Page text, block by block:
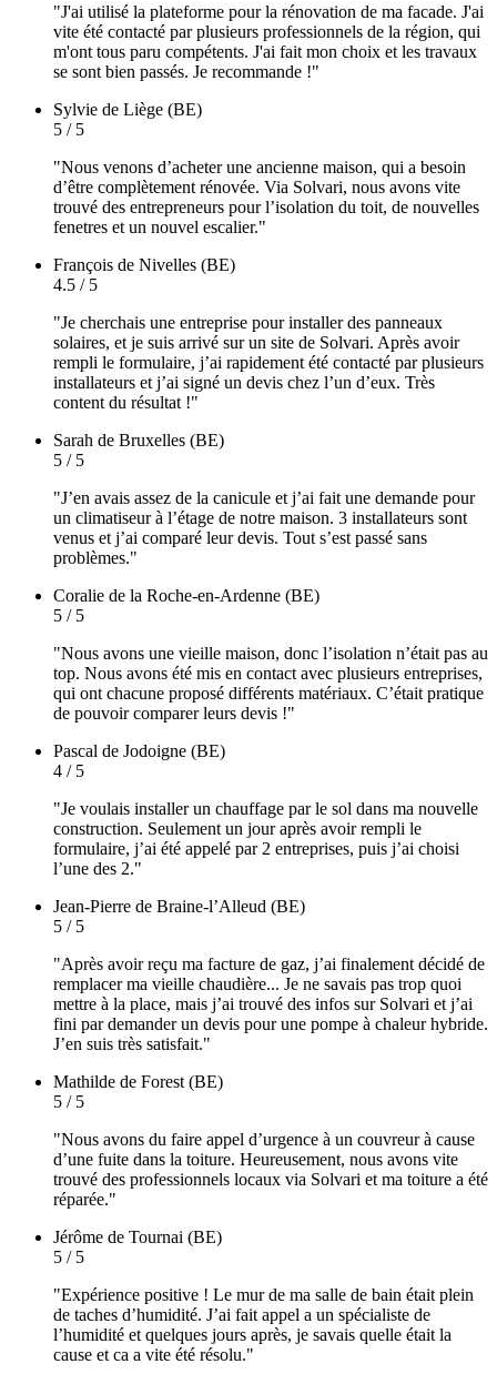
"J'ai utilisé la plateforme pour la rénovation de ma facade. J'ai
vite été contacté par plusieurs professionnels de la région, qui
m'ont tous paru compétents. J'ai fait mon choix et les travaux
se sont bien passés. Je recommande !"
Sylvie de Liège (BE)
5 / 5
"Nous venons d’acheter une ancienne maison, qui a besoin
d’être complètement rénovée. Via Solvari, nous avons vite
trouvé des entrepreneurs pour l’isolation du toit, de nouvelles
fenetres et un nouvel escalier."
François de Nivelles (BE)
4.5 / 5
"Je cherchais une entreprise pour installer des panneaux
solaires, et je suis arrivé sur un site de Solvari. Après avoir
rempli le formulaire, j’ai rapidement été contacté par plusieurs
installateurs et j’ai signé un devis chez l’un d’eux. Très
content du résultat !"
Sarah de Bruxelles (BE)
5 / 5
"J’en avais assez de la canicule et j’ai fait une demande pour
un climatiseur à l’étage de notre maison. 3 installateurs sont
venus et j’ai comparé leur devis. Tout s’est passé sans
problèmes."
Coralie de la Roche-en-Ardenne (BE)
5 / 5
"Nous avons une vieille maison, donc l’isolation n’était pas au
top. Nous avons été mis en contact avec plusieurs entreprises,
qui ont chacune proposé différents matériaux. C’était pratique
de pouvoir comparer leurs devis !"
Pascal de Jodoigne (BE)
4 / 5
"Je voulais installer un chauffage par le sol dans ma nouvelle
construction. Seulement un jour après avoir rempli le
formulaire, j’ai été appelé par 2 entreprises, puis j’ai choisi
l’une des 2."
Jean-Pierre de Braine-l’Alleud (BE)
5 / 5
"Après avoir reçu ma facture de gaz, j’ai finalement décidé de
remplacer ma vieille chaudière... Je ne savais pas trop quoi
mettre à la place, mais j’ai trouvé des infos sur Solvari et j’ai
fini par demander un devis pour une pompe à chaleur hybride.
J’en suis très satisfait."
Mathilde de Forest (BE)
5 / 5
"Nous avons du faire appel d’urgence à un couvreur à cause
d’une fuite dans la toiture. Heureusement, nous avons vite
trouvé des professionnels locaux via Solvari et ma toiture a été
réparée."
Jérôme de Tournai (BE)
5 / 5
"Expérience positive ! Le mur de ma salle de bain était plein
de taches d’humidité. J’ai fait appel a un spécialiste de
l’humidité et quelques jours après, je savais quelle était la
cause et ca a vite été résolu."